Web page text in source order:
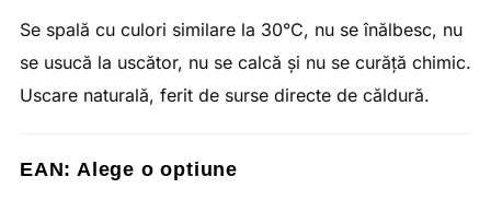
Se spală cu culori similare la 30°C, nu se înălbesc, nu
se usucă la uscător, nu se calcă și nu se curăță chimic.
Uscare naturală, ferit de surse directe de căldură.
EAN: Alege o optiune